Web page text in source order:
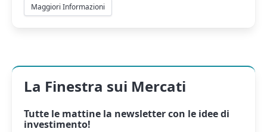
Maggiori Informazioni
La Finestra sui Mercati
Tutte le mattine la newslettercon le idee di
investimento!